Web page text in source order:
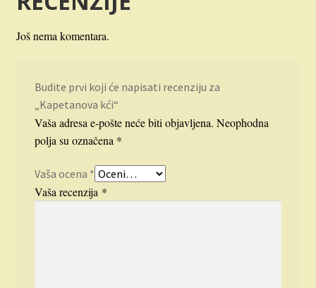
Još nema komentara.
Budite prvi koji će napisati recenziju za
„Kapetanova kći“
Vaša adresa e-pošte neće biti objavljena. Neophodna
polja su označena *
Vaša ocena *
Vaša recenzija *